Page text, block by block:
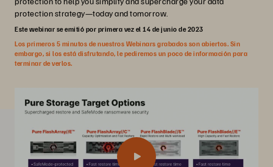
protection strategy—today and tomorrow.
Este webinar se emitió por primera vez el 14 de junio de 2023
Los primeros 5 minutos de nuestros Webinars grabados son abiertos. Sin
embargo, si los está disfrutando, le pediremos un poco de información para
terminar de verlos.